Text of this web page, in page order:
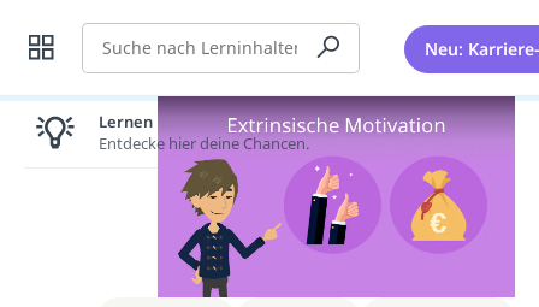
Suche Neu:
Lernen lohnt sich!
Entdecke hier deine Chancen.